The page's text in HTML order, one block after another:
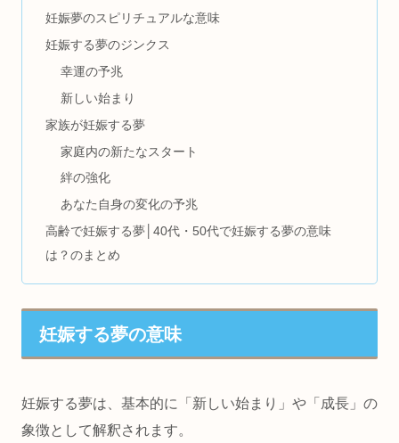
妊娠夢のスピリチュアルな意味
妊娠する夢のジンクス
幸運の予兆
新しい始まり
家族が妊娠する夢
家庭内の新たなスタート
絆の強化
あなた自身の変化の予兆
高齢で妊娠する夢│40代・50代で妊娠する夢の意味
は？のまとめ
妊娠する夢の意味
妊娠する夢は、基本的に「新しい始まり」や「成長」の
象徴として解釈されます。